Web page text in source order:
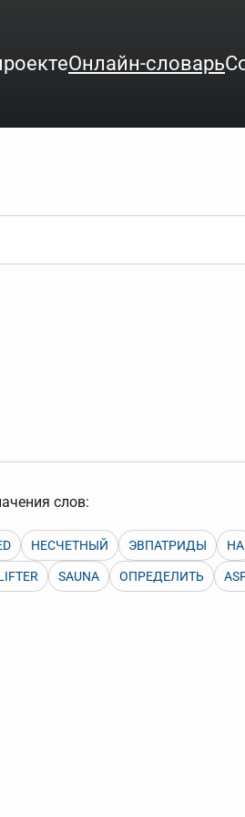
Онлайн-словарь
автоматически подберёт
букву можно заменить
слов в запросе. Например, если
в кроссворде есть слово
(без кавычек). Нажимаем "Найти" и
слов:
НЕСЧЕТНЫЙ ЭВПАТРИДЫ НА
SAUNA ОПРЕДЕЛИТЬ